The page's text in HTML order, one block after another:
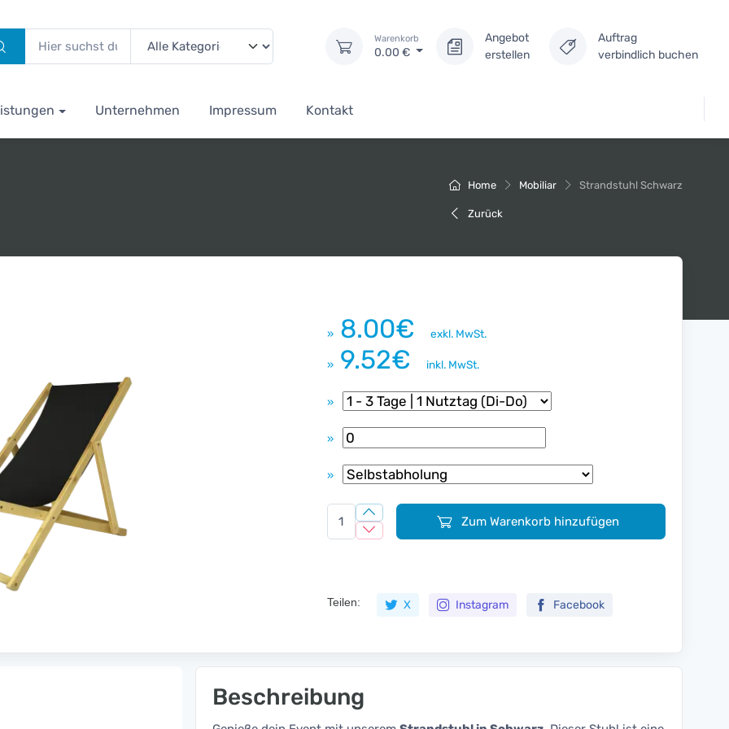
Warenkorb
0.00 €
Angebot
erstellen
Auftrag
verbindlich buchen
Unternehmen Impressum Kontakt
Home Mobiliar Strandstuhl Schwarz
Zurück
» 8.00€ exkl. MwSt.
» 9.52€ inkl. MwSt.
»
»
»
Zum Warenkorb hinzufügen
Teilen: X Instagram Facebook
Beschreibung